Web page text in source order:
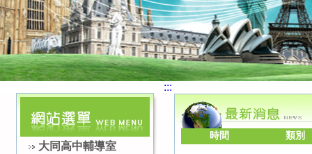
大同高中輔導室
:::
時間 類別